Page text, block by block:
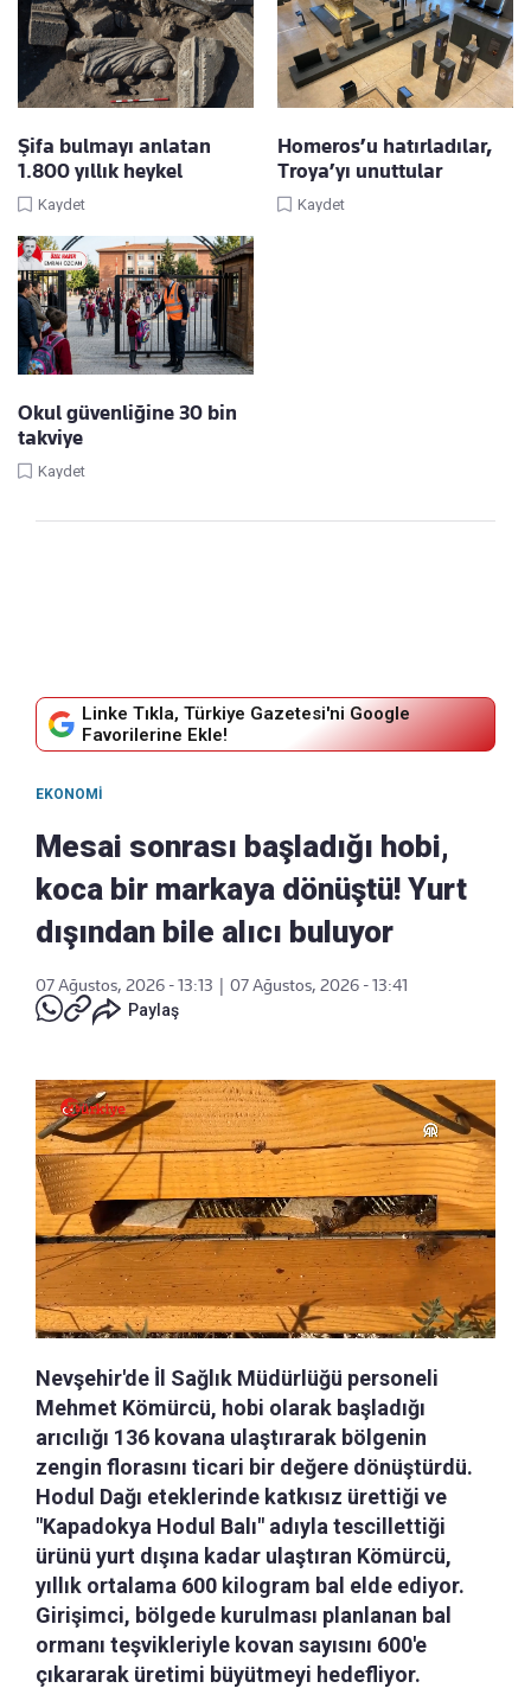
Şifa bulmayı anlatan
1.800 yıllık heykel
Kaydet
Homeros’u hatırladılar,
Troya’yı unuttular
Kaydet
Okul güvenliğine 30 bin
takviye
Kaydet
Linke Tıkla, Türkiye Gazetesi'ni Google
Favorilerine Ekle!
EKONOMI
Mesai sonrası başladığı hobi,
koca bir markaya dönüştü! Yurt
dışından bile alıcı buluyor
07 Ağustos, 2026 - 13:13
07 Ağustos, 2026 - 13:41
Paylaş
Nevşehir'de İl Sağlık Müdürlüğü personeli
Mehmet Kömürcü, hobi olarak başladığı
arıcılığı 136 kovana ulaştırarak bölgenin
zengin florasını ticari bir değere dönüştürdü.
Hodul Dağı eteklerinde katkısız ürettiği ve
"Kapadokya Hodul Balı" adıyla tescillettiği
ürünü yurt dışına kadar ulaştıran Kömürcü,
yıllık ortalama 600 kilogram bal elde ediyor.
Girişimci, bölgede kurulması planlanan bal
ormanı teşvikleriyle kovan sayısını 600'e
çıkararak üretimi büyütmeyi hedefliyor.